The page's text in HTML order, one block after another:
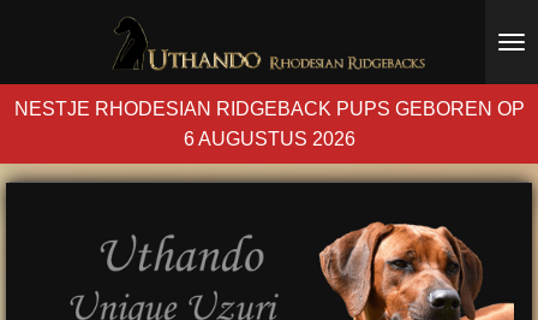
naar
de
NESTJE RHODESIAN RIDGEBACK PUPS GEBOREN OP
6 AUGUSTUS 2026